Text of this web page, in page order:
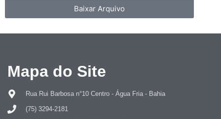
Baixar Arquivo
Mapa do Site
Rua Rui Barbosa n°10 Centro - Água Fria - Bahia
(75) 3294-2181